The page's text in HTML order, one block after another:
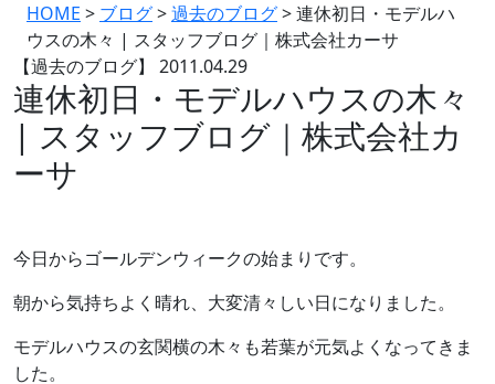
HOME > ブログ>過去のブログ>連休初日・モデルハ
ウスの木々 | スタッフブログ｜株式会社カーサ
【過去のブログ】 2011.04.29
連休初日・モデルハウスの木々
| スタッフブログ｜株式会社カ
ーサ
今日からゴールデンウィークの始まりです。
朝から気持ちよく晴れ、大変清々しい日になりました。
モデルハウスの玄関横の木々も若葉が元気よくなってきま
した。